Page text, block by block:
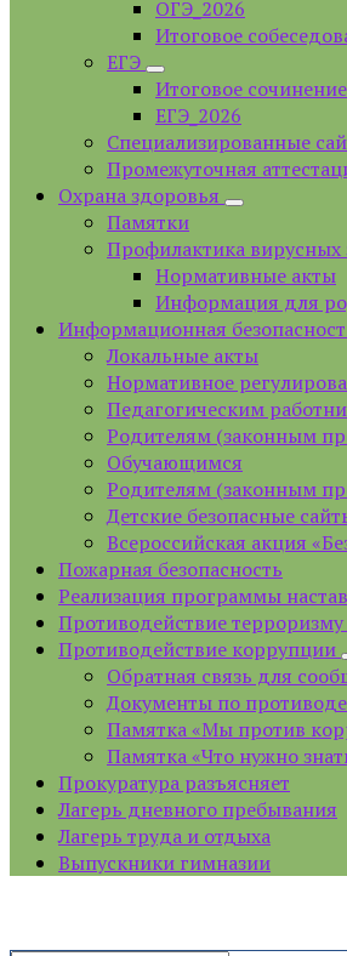
ОГЭ_2026
Итоговое
ЕГЭ
Итоговое
ЕГЭ_2026
Специализированные
Промежуточная
Охрана здоровья
Памятки
Профилактика вирусных
Нормативные акты
Информация для
Информационная
Локальные акты
Нормативное
Педагогическим
Родителям (законным
Обучающимся
Родителям (законным
Детские безопасные
Всероссийская акция
Пожарная безопасность
Реализация программы
Противодействие
Противодействие коррупции
Обратная связь для
Документы по
Памятка «Мы против
Памятка «Что нужно
Прокуратура разъясняет
Лагерь дневного пребывания
Лагерь труда и отдыха
Выпускники гимназии